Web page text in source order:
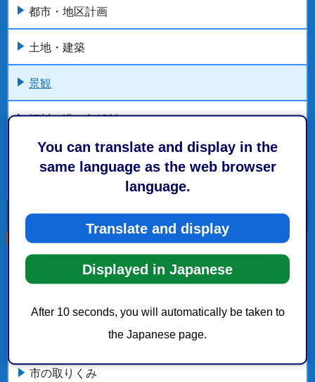
You can translate and display in the
same language as the web browser
language.
Translate and display
Displayed in Japanese
After 10 seconds, you will automatically be taken to
the Japanese page.
都市・地区計画
土地・建築
景観
河川・港・急傾斜
開発・整備事業
もっとみる
こちらの記事も読まれています。
市の取りくみ